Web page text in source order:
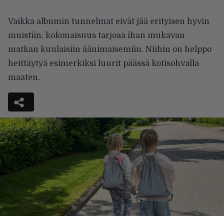
Vaikka albumin tunnelmat eivät jää erityisen hyvin
muistiin, kokonaisuus tarjoaa ihan mukavan
matkan kuulaisiin äänimaisemiin. Niihin on helppo
heittäytyä esimerkiksi luurit päässä kotisohvalla
maaten.